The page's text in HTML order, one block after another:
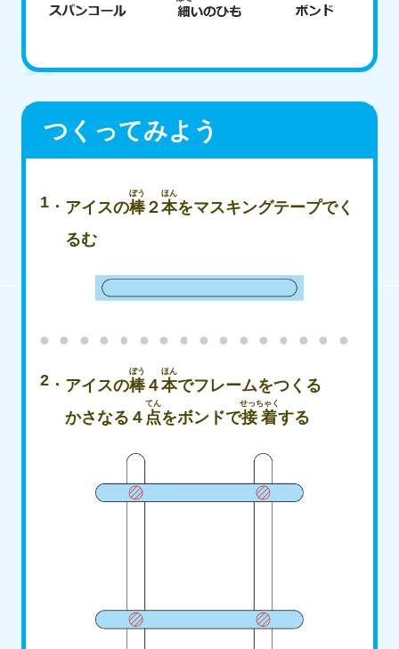
つくってみよう
アイスの棒
ぼう
２本
ほん
をマスキングテープでく
るむ
アイスの棒
ぼう
４本
ほん
でフレームをつくる
かさなる４ 点
てん
をボンドで接着
せっちゃく
する